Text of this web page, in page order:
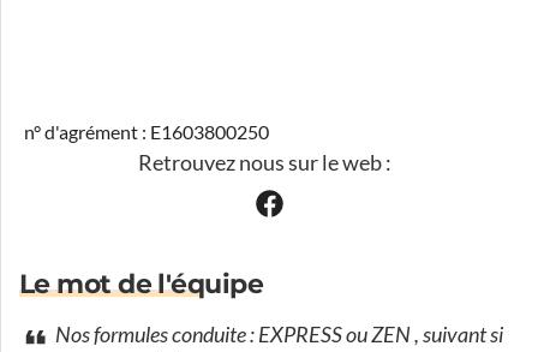
n° d'agrément : E1603800250
Retrouvez nous sur le web :
Le mot de l'équipe
Nos formules conduite : EXPRESS ou ZEN , suivant si